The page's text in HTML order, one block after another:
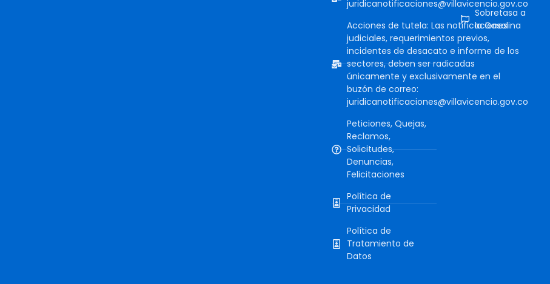
juridicanotificaciones@villavicencio.gov.co
Acciones de tutela: Las notificaciones
judiciales, requerimientos previos,
incidentes de desacato e informe de los
sectores, deben ser radicadas
únicamente y exclusivamente en el
buzón de correo:
juridicanotificaciones@villavicencio.gov.co
Peticiones, Quejas,
Reclamos,
Solicitudes,
Denuncias,
Felicitaciones
Política de
Privacidad
Política de
Tratamiento de
Datos
Sobretasa a
la Gasolina